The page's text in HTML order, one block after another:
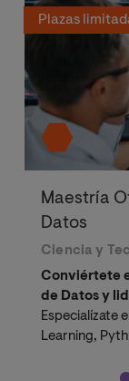
Plazas
Maestría
Datos
Ciencia y
Conviértete
de Datos y
Especialízate
Learning,